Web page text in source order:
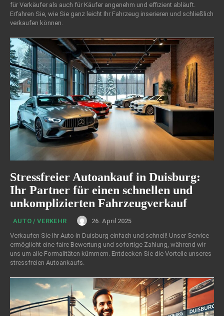
für Verkäufer als auch für Käufer angenehm und effizient abläuft.
Erfahren Sie, wie Sie ganz leicht Ihr Fahrzeug inserieren und schließlich
verkaufen können.
Stressfreier Autoankauf in Duisburg:
Ihr Partner für einen schnellen und
unkomplizierten Fahrzeugverkauf
AUTO / VERKEHR
26. April 2025
Verkaufen Sie Ihr Auto in Duisburg einfach und schnell! Unser Service
ermöglicht eine faire Bewertung und sofortige Zahlung, während wir
uns um alle Formalitäten kümmern. Entdecken Sie die Vorteile unseres
stressfreien Autoankaufs.